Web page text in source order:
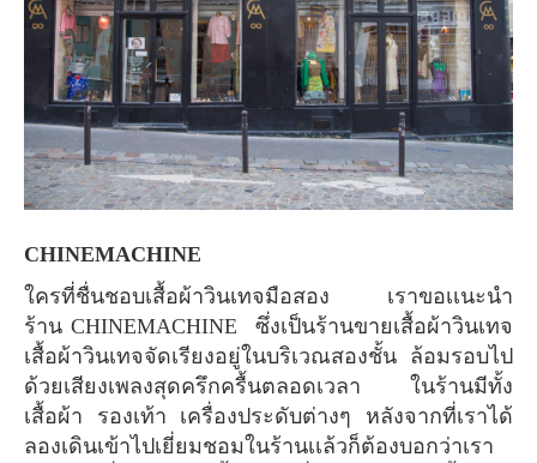
CHINEMACHINE
ใครที่ชื่นชอบเสื้อผ้าวินเทจมือสอง เราขอเเนะนำ
ร้าน CHINEMACHINE ซึ่งเป็นร้านขายเสื้อผ้าวินเทจ
เสื้อผ้าวินเทจจัดเรียงอยู่ในบริเวณสองชั้น ล้อมรอบไป
ด้วยเสียงเพลงสุดครึกครื้นตลอดเวลา ในร้านมีทั้ง
เสื้อผ้า รองเท้า เครื่องประดับต่างๆ หลังจากที่เราได้
ลองเดินเข้าไปเยี่ยมชอมในร้านเเล้วก็ต้องบอกว่าเรา